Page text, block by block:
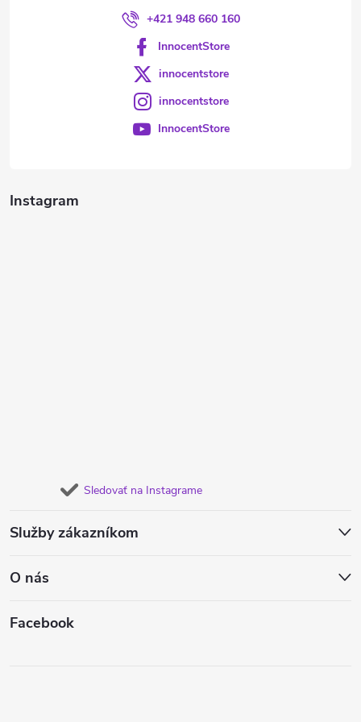
Instagram
Sledovať na Instagrame
Služby zákazníkom
O nás
Facebook
+421 948 660 160
InnocentStore
innocentstore
innocentstore
InnocentStore